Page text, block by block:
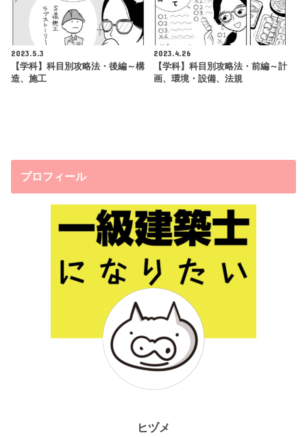
2023.5.3
【学科】科目別攻略法・後編～構
造、施工
2023.4.26
【学科】科目別攻略法・前編～計
画、環境・設備、法規
プロフィール
ヒヅメ